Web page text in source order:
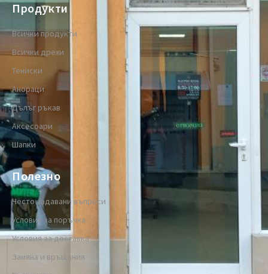
Продукти
Всички продукти
Всички дрехи
Тениски
Анораци
Дълъг ръкав
Аксесоари
Шапки
Полезно
Често задавани въпроси
Условия за поръчка
Условия за доставка
Замяна и връщания